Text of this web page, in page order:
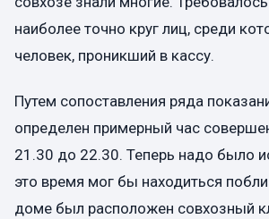
наиболее точно круг лиц, среди
человек, проникший в кассу.
Путем сопоставления ряда
определен примерный час
21.30 до 22.30. Теперь надо было
это время мог бы находиться
доме был расположен совхозный